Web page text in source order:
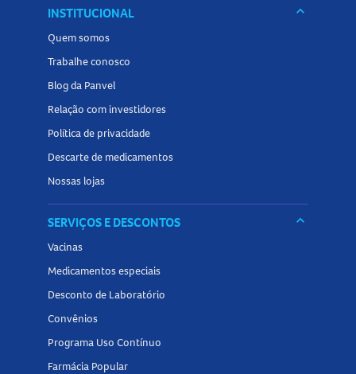
INSTITUCIONAL keyboard_arrow_down
Quem somos
Trabalhe conosco
Blog da Panvel
Relação com investidores
Política de privacidade
Descarte de medicamentos
Nossas lojas
SERVIÇOS E DESCONTOS keyboard_arrow_down
Vacinas
Medicamentos especiais
Desconto de Laboratório
Convênios
Programa Uso Contínuo
Farmácia Popular